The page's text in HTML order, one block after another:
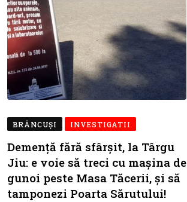
BRÂNCUŞI INVESTIGATII
Demență fără sfârșit, la Târgu
Jiu: e voie să treci cu mașina de
gunoi peste Masa Tăcerii, și să
tamponezi Poarta Sărutului!